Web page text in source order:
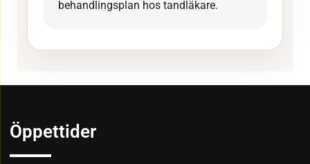
behandlingsplan hos tandläkare.
Öppettider